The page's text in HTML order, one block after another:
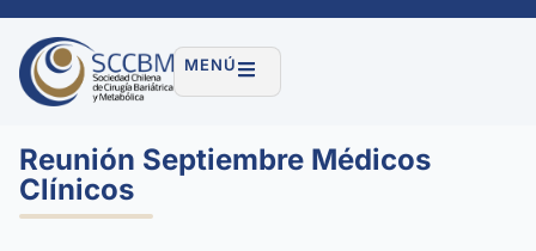
MENÚ
Reunión Septiembre Médicos
Clínicos